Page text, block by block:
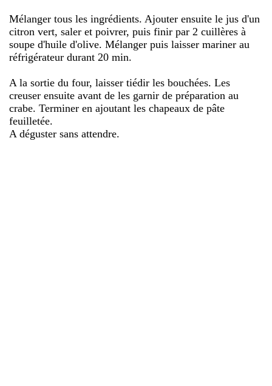
Mélanger tous les ingrédients. Ajouter ensuite le jus d'un
citron vert, saler et poivrer, puis finir par 2 cuillères à
soupe d'huile d'olive. Mélanger puis laisser mariner au
réfrigérateur durant 20 min.
A la sortie du four, laisser tiédir les bouchées. Les
creuser ensuite avant de les garnir de préparation au
crabe. Terminer en ajoutant les chapeaux de pâte
feuilletée.
A déguster sans attendre.